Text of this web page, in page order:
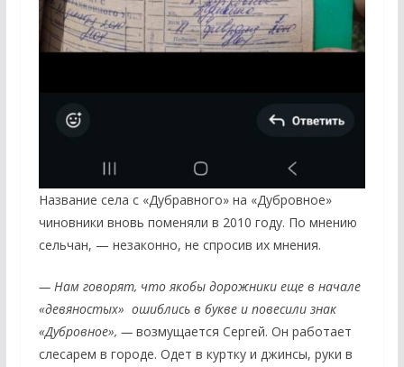
Название села с «Дубравного» на «Дубровное»
чиновники вновь поменяли в 2010 году. По мнению
сельчан, — незаконно, не спросив их мнения.
— Нам говорят, что якобы дорожники еще в начале
«девяностых» ошиблись в букве и повесили знак
«Дубровное», — возмущается Сергей. Он работает
слесарем в городе. Одет в куртку и джинсы, руки в